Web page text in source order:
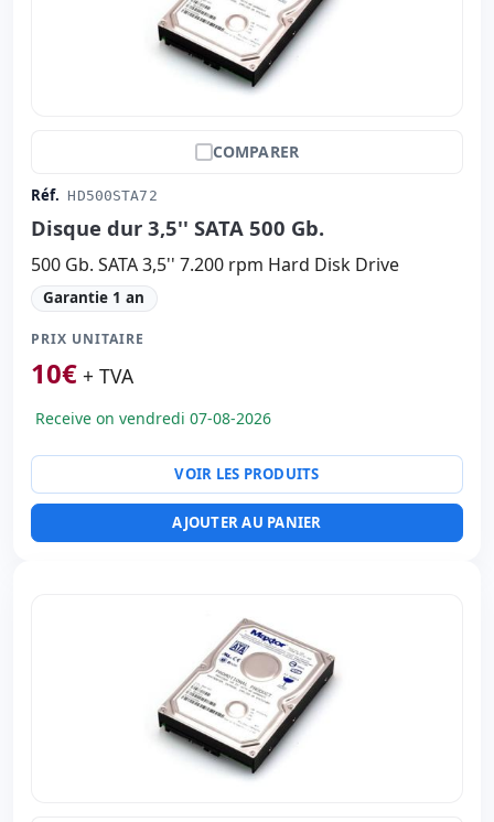
COMPARER
Réf. HD500STA72
Disque dur 3,5'' SATA 500 Gb.
500 Gb. SATA 3,5'' 7.200 rpm Hard Disk Drive
Garantie 1 an
PRIX UNITAIRE
10€ + TVA
Receive on vendredi 07-08-2026
VOIR LES PRODUITS
AJOUTER AU PANIER